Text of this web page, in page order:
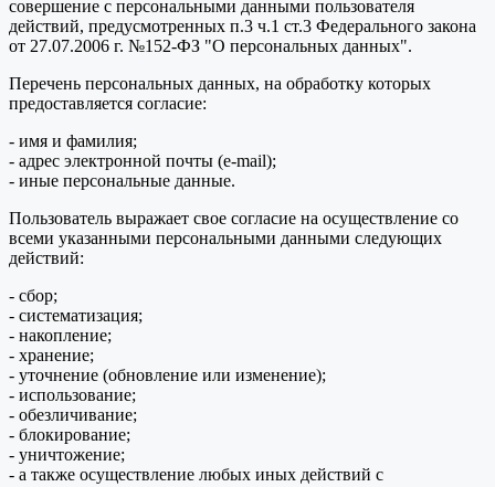
совершение с персональными данными пользователя
действий, предусмотренных п.3 ч.1 ст.3 Федерального закона
от 27.07.2006 г. №152-ФЗ "О персональных данных".
Перечень персональных данных, на обработку которых
предоставляется согласие:
- имя и фамилия;
- адрес электронной почты (e-mail);
- иные персональные данные.
Пользователь выражает свое согласие на осуществление со
всеми указанными персональными данными следующих
действий:
- сбор;
- систематизация;
- накопление;
- хранение;
- уточнение (обновление или изменение);
- использование;
- обезличивание;
- блокирование;
- уничтожение;
- а также осуществление любых иных действий с